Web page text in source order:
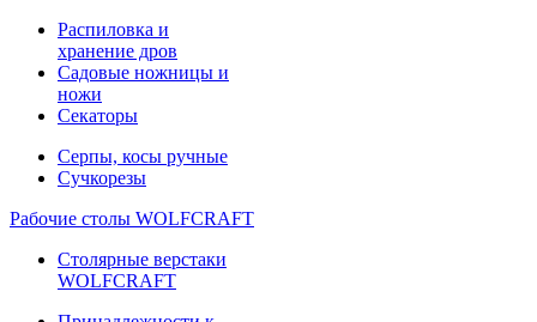
Распиловка и
хранение дров
Садовые ножницы и
ножи
Секаторы
Серпы, косы ручные
Сучкорезы
Рабочие столы WOLFCRAFT
Столярные верстаки
WOLFCRAFT